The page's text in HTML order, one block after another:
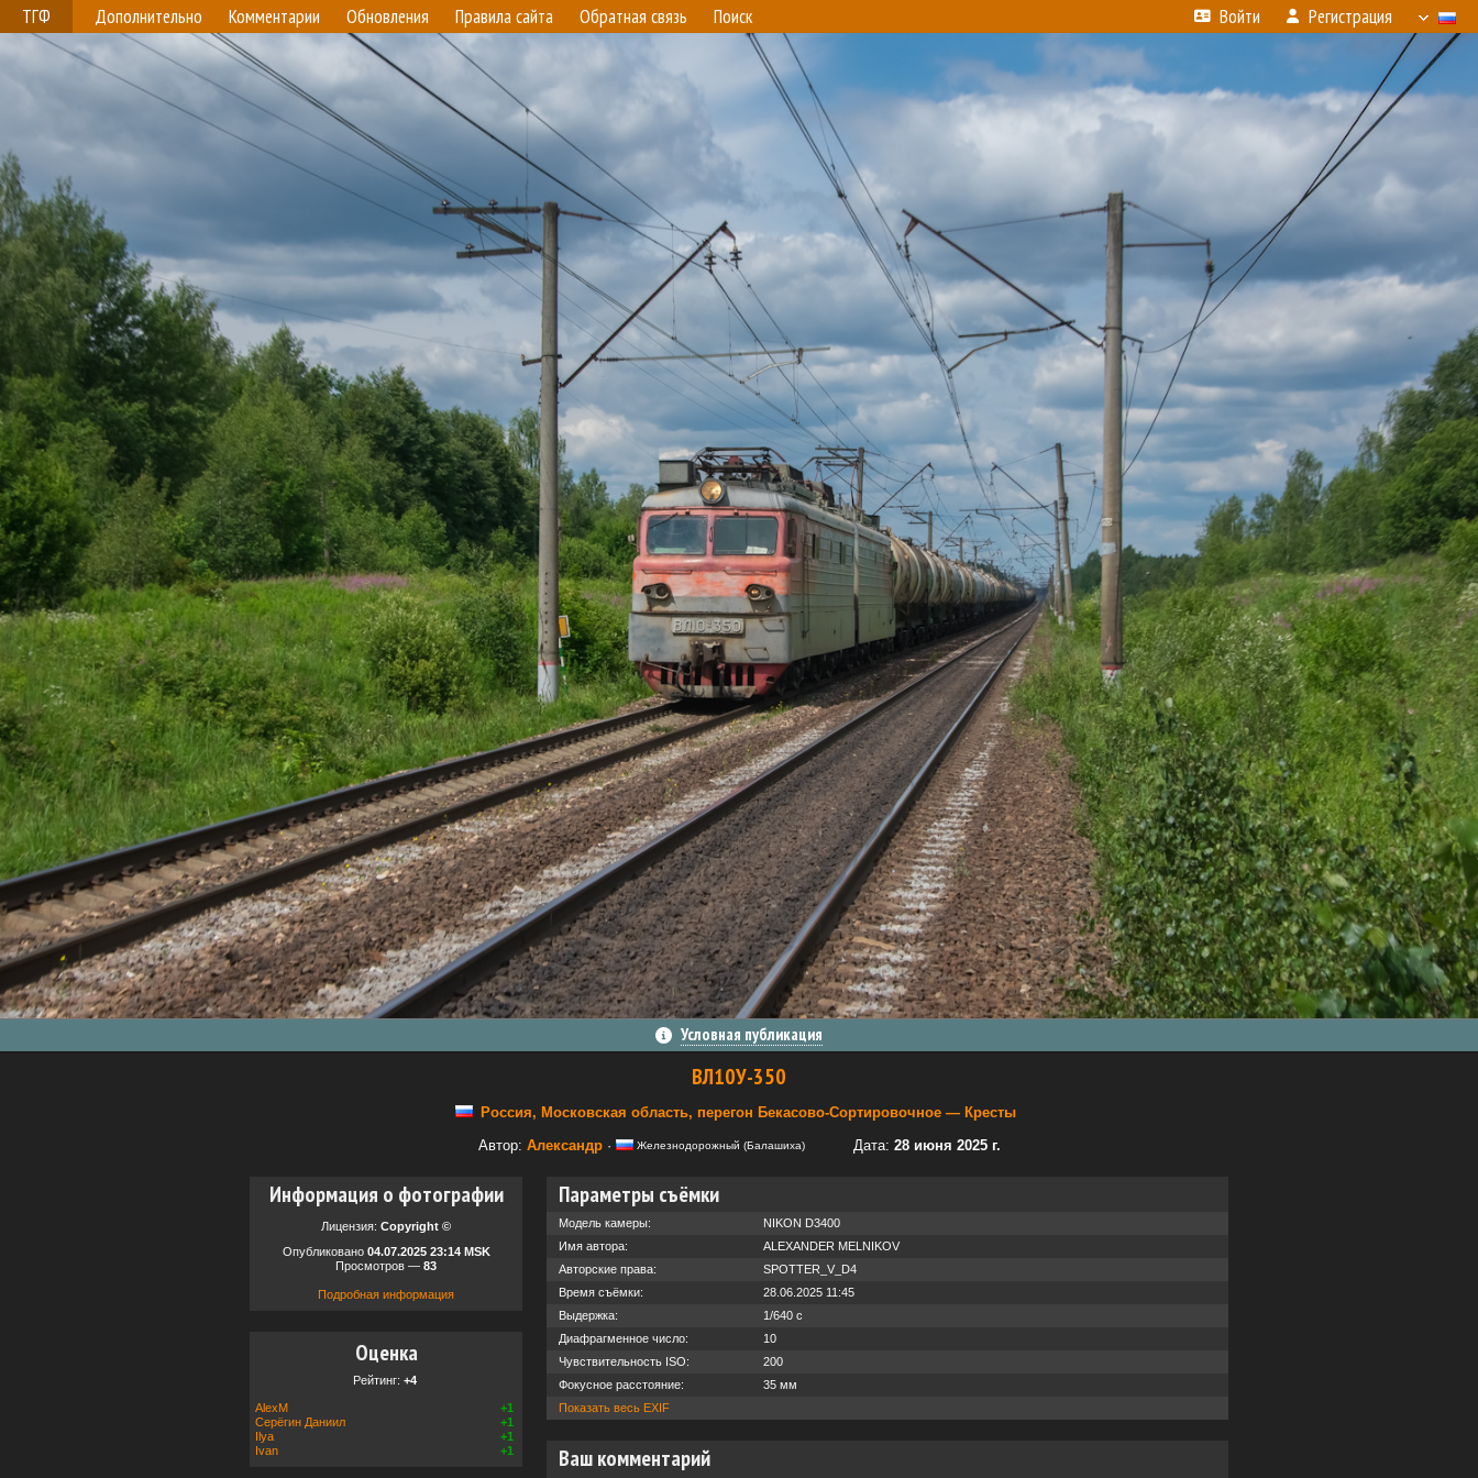
ТГФ Дополнительно Комментарии Обновления Правила сайта Обратная связь Поиск Войти Регистрация
Условная публикация
ВЛ10У-350
Россия, Московская область, перегон Бекасово-Сортировочное — Кресты
Автор: Александр· Железнодорожный (Балашиха)Дата: 28 июня 2025 г.
Информация о фотографии
Лицензия: Copyright ©
Опубликовано 04.07.2025 23:14 MSK
Просмотров — 83
Подробная информация
Оценка
Рейтинг: +4
AlexM
+1
Серёгин Даниил
+1
Ilya
+1
Ivan
+1
Параметры съёмки
Модель камеры:
NIKON D3400
Имя автора:
ALEXANDER MELNIKOV
Авторские права:
SPOTTER_V_D4
Время съёмки:
28.06.2025 11:45
Выдержка:
1/640 с
Диафрагменное число:
10
Чувствительность ISO:
200
Фокусное расстояние:
35 мм
Показать весь EXIF
Ваш комментарий